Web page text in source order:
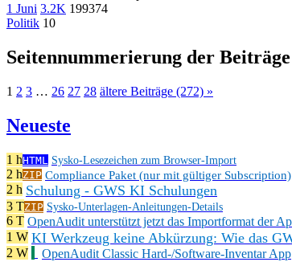
1 Juni 3.2K 199374
Politik 10
Seitennummerierung der Beiträge
1 2 3 … 26 27 28 ältere Beiträge (272) »
Neueste
1 hHTML Sysko-Lesezeichen zum Browser-Import
2 hZIP Compliance Paket (nur mit gültiger Subscription)
2 h Schulung - GWS KI Schulungen
3 TZIP Sysko-Unterlagen-Anleitungen-Details
6 T OpenAudit unterstützt jetzt das Importformat der
1 W KI Werkzeug keine Abkürzung: Wie das
2 W OpenAudit Classic Hard-/Software-Inventar App